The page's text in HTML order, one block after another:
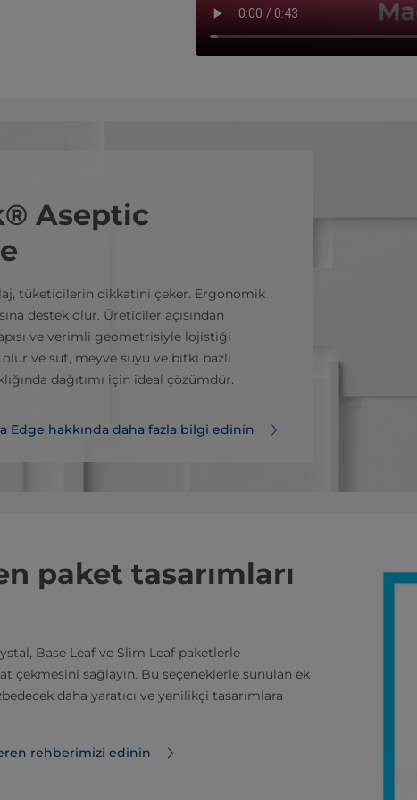
Aseptic
tüketicilerin dikkatini çeker. Ergonomik
destek olur. Üreticiler açısından
ve verimli geometrisiyle lojistiği
ve süt, meyve suyu ve bitki bazlı
dağıtımı için ideal çözümdür.
Edge hakkında daha fazla bilgi edinin
paket tasarımları
Base Leaf ve Slim Leaf paketlerle
çekmesini sağlayın. Bu seçeneklerle sunulan ek
daha yaratıcı ve yenilikçi tasarımlara
rehberimizi edinin